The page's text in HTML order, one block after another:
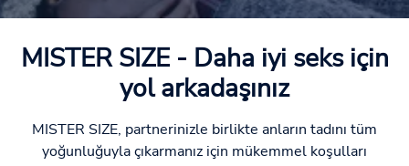
MISTER SIZE - Daha iyi seks için
yol arkadaşınız
MISTER SIZE, partnerinizle birlikte anların tadını tüm
yoğunluğuyla çıkarmanız için mükemmel koşulları